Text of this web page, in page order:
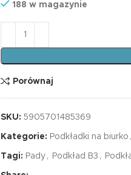
188 w magazynie
ilość Podkład B3
Porównaj
SKU: 5905701485369
Kategorie: Podkładki na biurko ,
Tagi: Pady , Podkład B3 ,